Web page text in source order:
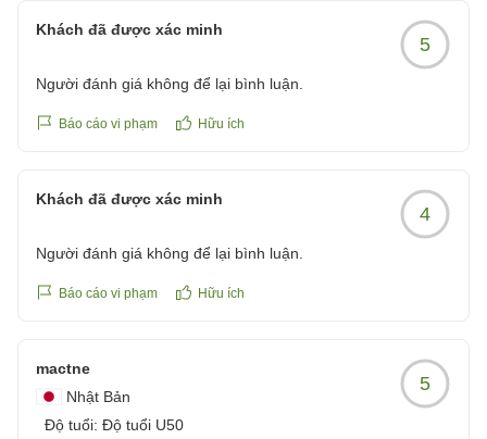
reviewId=33123478306990
す様努力して参ります。
またのお越しをスタッフ一同心よりお待ち申し上げてお
ゆとりろ別府 宗像
Khách đã được xác minh
5
Người đánh giá không để lại bình luận.
Báo cáo vi phạm Hữu ích
Khách đã được xác minh
4
Người đánh giá không để lại bình luận.
Báo cáo vi phạm Hữu ích
mactne
Nhật Bản
Độ tuổi: Độ tuổi U50
5